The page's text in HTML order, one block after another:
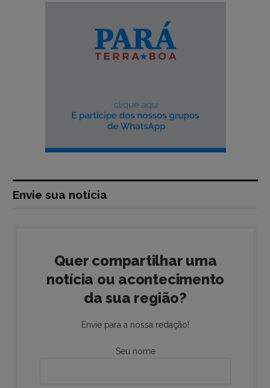
Envie sua notícia
Quer compartilhar uma
notícia ou acontecimento
da sua região?
Envie para a nossa redação!
Seu nome